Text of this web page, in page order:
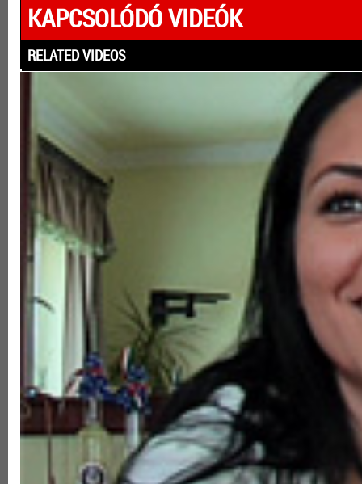
KAPCSOLÓDÓ VIDEÓK
RELATED VIDEOS